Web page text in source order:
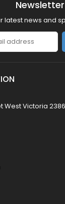
Newsletter
latest news and
West Victoria 2386